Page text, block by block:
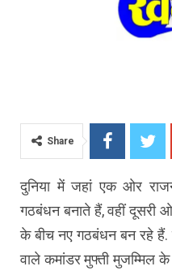
Share
दुनिया में जहां एक ओर
गठबंधन बनाते हैं, वहीं दूसरी
के बीच नए गठबंधन बन रहे
वाले कमांडर मुफ्ती मुजम्मिल